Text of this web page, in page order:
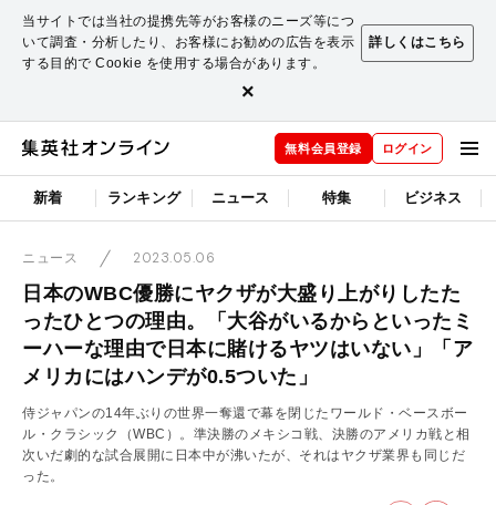
当サイトでは当社の提携先等がお客様のニーズ等につ
いて調査・分析したり、お客様にお勧めの広告を表示
する目的で Cookie を使用する場合があります。
詳しくはこちら
×
無料会員登録 ログイン
新着 ランキング ニュース 特集 ビジネス
ニュース 2023.05.06
日本のWBC優勝にヤクザが大盛り上がりしたた
ったひとつの理由。「大谷がいるからといったミ
ーハーな理由で日本に賭けるヤツはいない」「ア
メリカにはハンデが0.5ついた」
侍ジャパンの14年ぶりの世界一奪還で幕を閉じたワールド・ベースボー
ル・クラシック（WBC）。準決勝のメキシコ戦、決勝のアメリカ戦と相
次いだ劇的な試合展開に日本中が沸いたが、それはヤクザ業界も同じだ
った。